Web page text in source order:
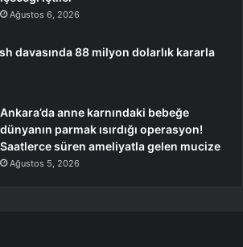
Ağustos 6, 2026
davasında 88 milyon dolarlık kararla
Ankara’da anne karnındaki bebeğe
dünyanın parmak ısırdığı operasyon!
Saatlerce süren ameliyatla gelen mucize
Ağustos 5, 2026